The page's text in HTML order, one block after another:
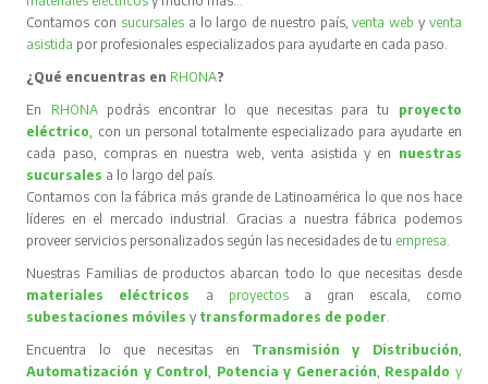
Contamos con sucursales a lo largo de nuestro país,venta web y venta
asistida por profesionales especializados para ayudarte en cada paso.
¿Qué encuentras en RHONA?
En RHONA podrás encontrar lo que necesitas para tu proyecto
eléctrico, con un personal totalmente especializado para ayudarte en
cada paso, compras en nuestra web, venta asistida y en nuestras
sucursales a lo largo del país.
Contamos con la fábrica más grande de Latinoamérica lo que nos hace
líderes en el mercado industrial. Gracias a nuestra fábrica podemos
proveer servicios personalizados según las necesidades de tu empresa.
Nuestras Familias de productos abarcan todo lo que necesitas desde
materiales eléctricos
a proyectos
a gran escala, como
subestaciones móvilesy transformadores de poder.
Encuentra lo que necesitas en Transmisión y Distribución,
Automatización y Control, Potencia y Generación, Respaldo y